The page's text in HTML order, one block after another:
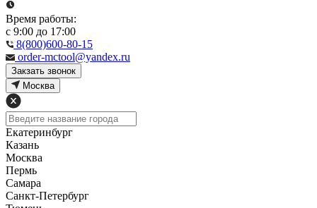
Время работы:
с 9:00 до 17:00
8(800)600-80-15
order-mctool@yandex.ru
Закзать звонок
Москва
Екатеринбург
Казань
Москва
Пермь
Самара
Санкт-Петербург